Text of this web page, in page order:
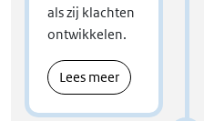
als zij klachten
ontwikkelen.
Lees meer